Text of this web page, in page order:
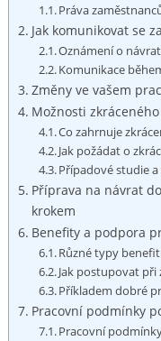
Práva
Jak komunikovat se
Oznámení o
Komunikace
Změny ve vašem
Možnosti
Co zahrnuje
Jak požádat ⁢o
Případové studie
Příprava na návrat
krokem
Benefity‌ a podpora
Různé typy
Jak postupovat
Příkladem dobré⁢
Pracovní‌ podmínky‍
Pracovní